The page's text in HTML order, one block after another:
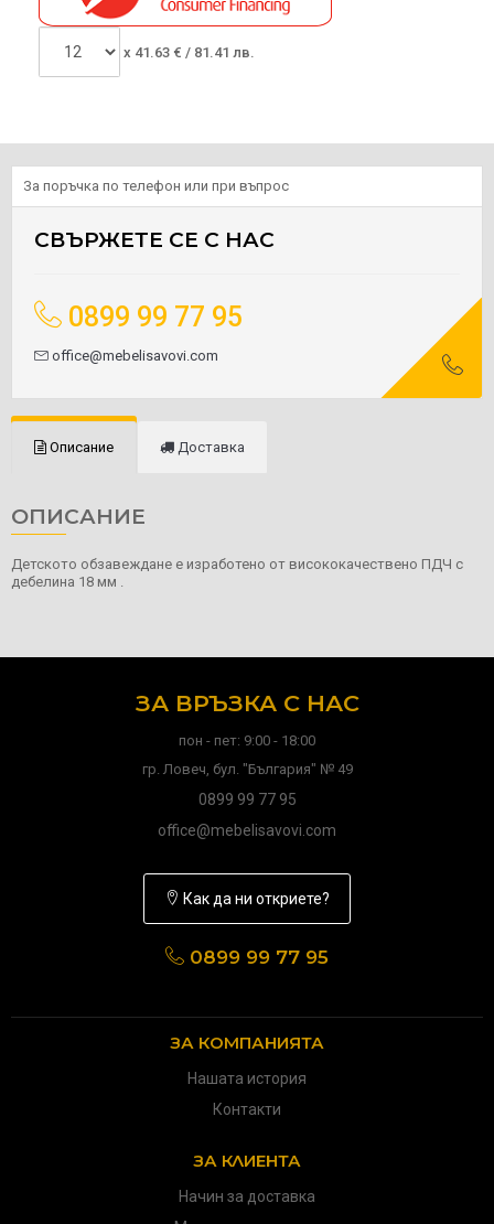
x 41.63 € / 81.41 лв.
За поръчка по телефон или при въпрос
СВЪРЖЕТЕ СЕ С НАС
0899 99 77 95
office@mebelisavovi.com
Описание Доставка
ОПИСАНИЕ
Детското обзавеждане е изработено от висококачествено ПДЧ с
дебелина 18 мм .
ЗА ВРЪЗКА С НАС
пон - пет: 9:00 - 18:00
гр. Ловеч, бул. "България" № 49
0899 99 77 95
office@mebelisavovi.com
Как да ни откриете?
0899 99 77 95
ЗА КОМПАНИЯТА
Нашата история
Контакти
ЗА КЛИЕНТА
Начин за доставка